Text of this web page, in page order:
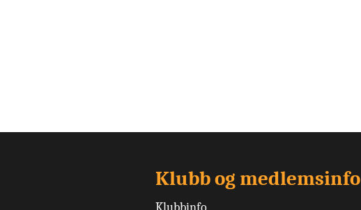
Klubb og medlemsinfo